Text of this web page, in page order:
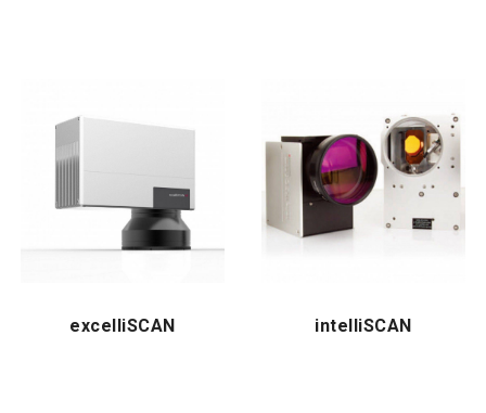
excelliSCAN intelliSCAN